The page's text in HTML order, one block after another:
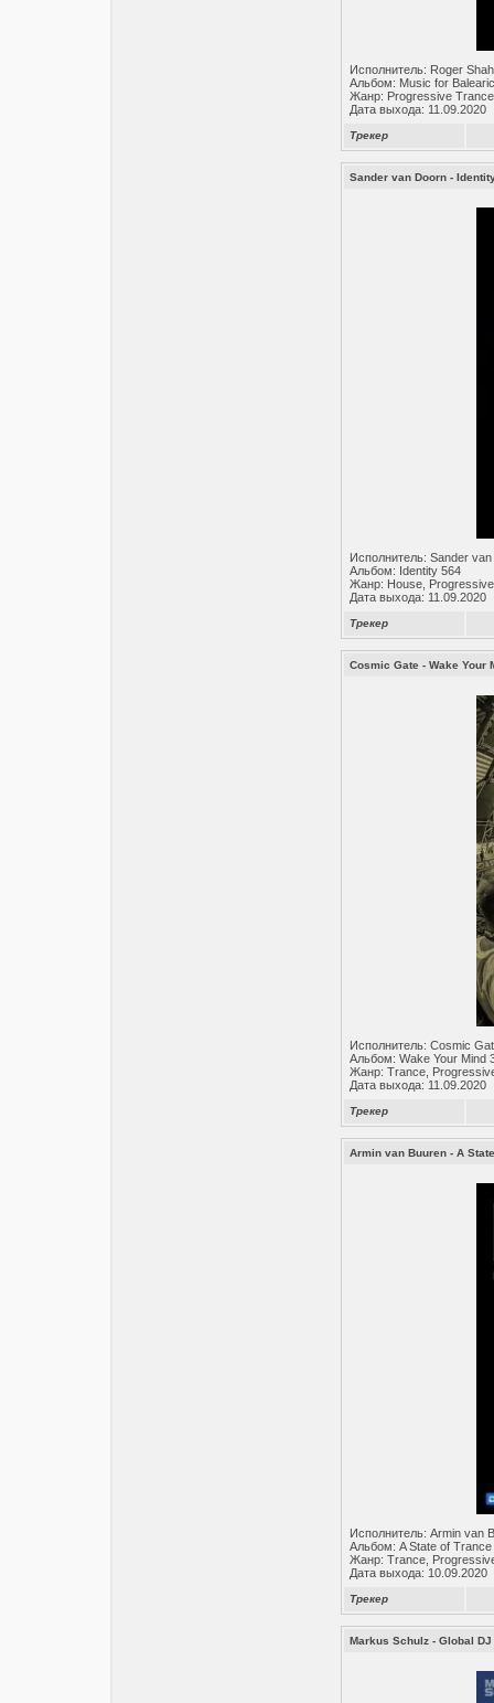
Исполнитель: Roger Shah
Альбом: Music for
Жанр: Progressive
Дата выхода: 11.09.2020
Трекер
Sander van Doorn -
Исполнитель: Sander
Альбом: Identity 564
Жанр: House,
Дата выхода: 11.09.2020
Трекер
Cosmic Gate - Wake Your
Исполнитель: Cosmic
Альбом: Wake Your Mind
Жанр: Trance,
Дата выхода: 11.09.2020
Трекер
Armin van Buuren - A
Исполнитель: Armin van
Альбом: A State of Trance
Жанр: Trance,
Дата выхода: 10.09.2020
Трекер
Markus Schulz - Global